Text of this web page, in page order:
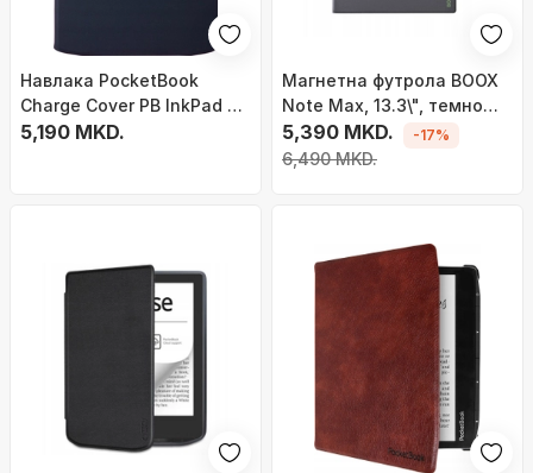
Навлака PocketBook
Charge Cover PB InkPad 4
7.8", безжично полнење,
5,190 MKD.
Магнетна футрола BOOX
Note Max, 13.3\", темно
сива
5,390 MKD.
6,490 MKD.
-17%